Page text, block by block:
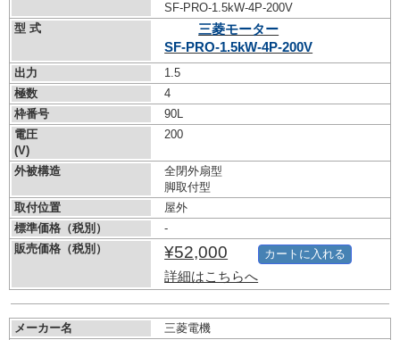
SF-PRO-1.5kW-4P-200V
型 式
三菱モーター
SF-PRO-1.5kW-4P-200V
出力
1.5
極数
4
枠番号
90L
電圧
(V)
200
外被構造
全閉外扇型
脚取付型
取付位置
屋外
標準価格（税別）
-
販売価格（税別）
¥52,000
詳細はこちらへ
カートに入れる
メーカー名
三菱電機